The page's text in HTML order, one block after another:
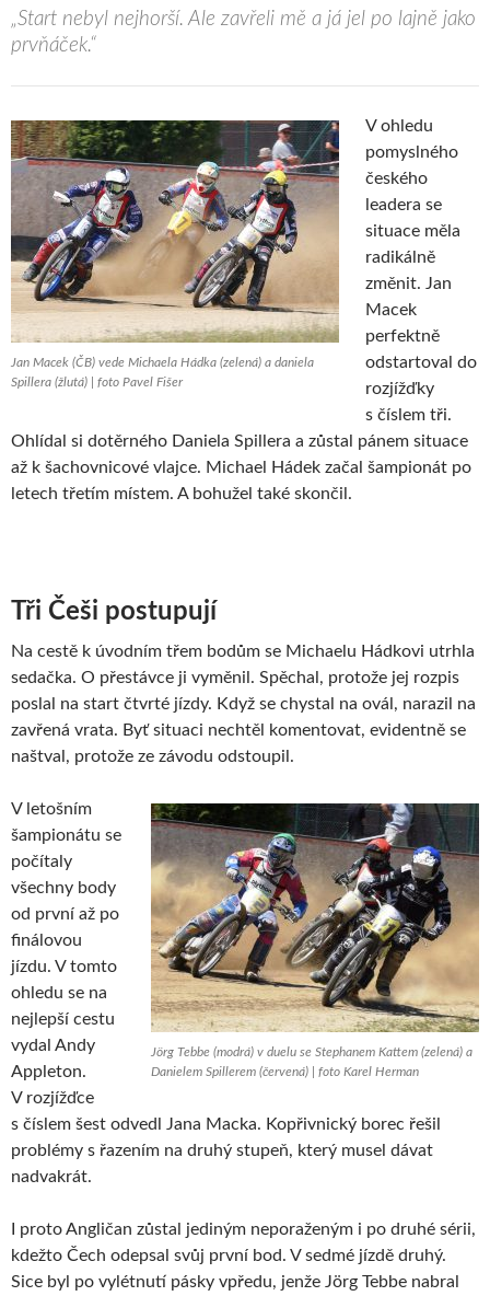
„Start nebyl nejhorší. Ale zavřeli mě a já jel po lajně jako
prvňáček.“
Jan Macek (ČB) vede Michaela Hádka (zelená) a daniela
Spillera (žlutá) | foto Pavel Fišer
V ohledu
pomyslného
českého
leadera se
situace měla
radikálně
změnit. Jan
Macek
perfektně
odstartoval do
rozjížďky
s číslem tři.
Ohlídal si dotěrného Daniela Spillera a zůstal pánem situace
až k šachovnicové vlajce. Michael Hádek začal šampionát po
letech třetím místem. A bohužel také skončil.
Tři Češi postupují
Na cestě k úvodním třem bodům se Michaelu Hádkovi utrhla
sedačka. O přestávce ji vyměnil. Spěchal, protože jej rozpis
poslal na start čtvrté jízdy. Když se chystal na ovál, narazil na
zavřená vrata. Byť situaci nechtěl komentovat, evidentně se
naštval, protože ze závodu odstoupil.
Jörg Tebbe (modrá) v duelu se Stephanem Kattem (zelená) a
Danielem Spillerem (červená) | foto Karel Herman
V letošním
šampionátu se
počítaly
všechny body
od první až po
finálovou
jízdu. V tomto
ohledu se na
nejlepší cestu
vydal Andy
Appleton.
V rozjížďce
s číslem šest odvedl Jana Macka. Kopřivnický borec řešil
problémy s řazením na druhý stupeň, který musel dávat
nadvakrát.
I proto Angličan zůstal jediným neporaženým i po druhé sérii,
kdežto Čech odepsal svůj první bod. V sedmé jízdě druhý.
Sice byl po vylétnutí pásky vpředu, jenže Jörg Tebbe nabral